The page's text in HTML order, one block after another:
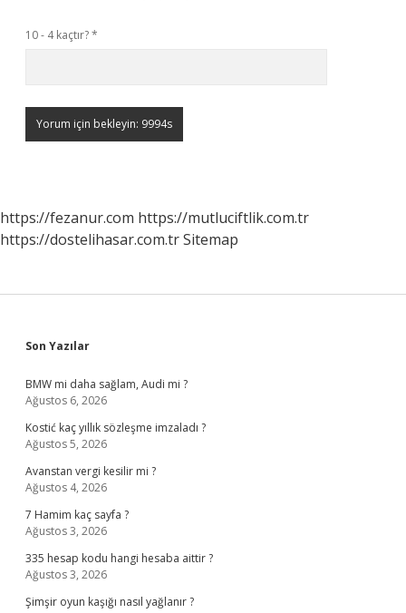
10 - 4 kaçtır?*
https://fezanur.com https://mutluciftlik.com.tr
https://dostelihasar.com.trSitemap
Sidebar
Son Yazılar
BMW mi daha sağlam, Audi mi ?
Ağustos 6, 2026
Kostić kaç yıllık sözleşme imzaladı ?
Ağustos 5, 2026
Avanstan vergi kesilir mi ?
Ağustos 4, 2026
7 Hamim kaç sayfa ?
Ağustos 3, 2026
335 hesap kodu hangi hesaba aittir ?
Ağustos 3, 2026
Şimşir oyun kaşığı nasıl yağlanır ?